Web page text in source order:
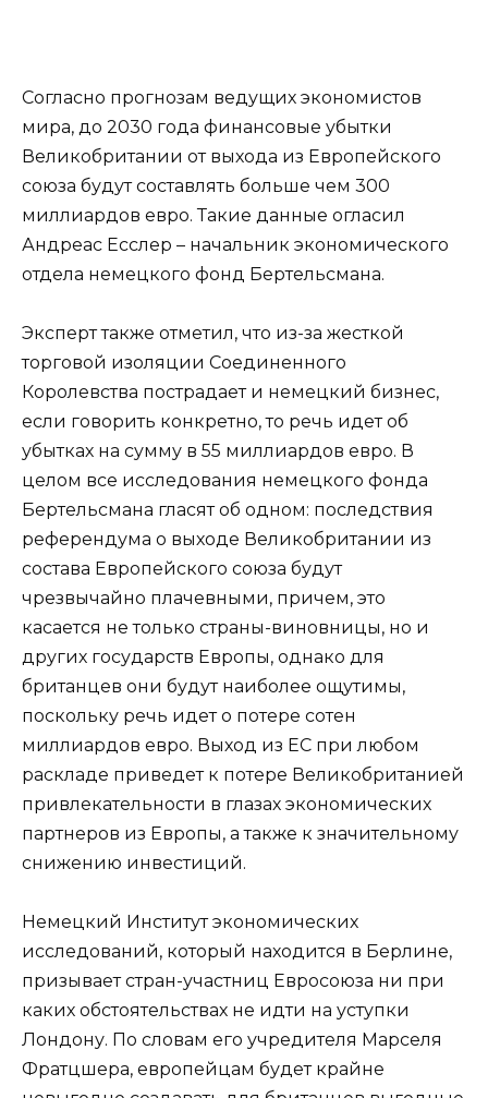
Согласно прогнозам ведущих экономистов
мира, до 2030 года финансовые убытки
Великобритании от выхода из Европейского
союза будут составлять больше чем 300
миллиардов евро. Такие данные огласил
Андреас Есслер – начальник экономического
отдела немецкого фонд Бертельсмана.
Эксперт также отметил, что из-за жесткой
торговой изоляции Соединенного
Королевства пострадает и немецкий бизнес,
если говорить конкретно, то речь идет об
убытках на сумму в 55 миллиардов евро. В
целом все исследования немецкого фонда
Бертельсмана гласят об одном: последствия
референдума о выходе Великобритании из
состава Европейского союза будут
чрезвычайно плачевными, причем, это
касается не только страны-виновницы, но и
других государств Европы, однако для
британцев они будут наиболее ощутимы,
поскольку речь идет о потере сотен
миллиардов евро. Выход из ЕС при любом
раскладе приведет к потере Великобританией
привлекательности в глазах экономических
партнеров из Европы, а также к значительному
снижению инвестиций.
Немецкий Институт экономических
исследований, который находится в Берлине,
призывает стран-участниц Евросоюза ни при
каких обстоятельствах не идти на уступки
Лондону. По словам его учредителя Марселя
Фратцшера, европейцам будет крайне